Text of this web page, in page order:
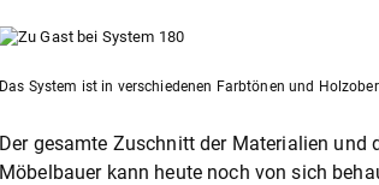
Das System ist in verschiedenen Farbtönen und
Der gesamte Zuschnitt der Materialien
Möbelbauer kann heute noch von sich